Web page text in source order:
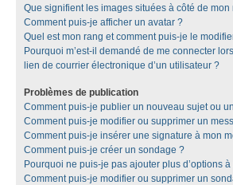
Que signifient les images situées à côté de mon
Comment puis-je afficher un avatar ?
Quel est mon rang et comment puis-je le
Pourquoi m’est-il demandé de me connecter
lien de courrier électronique d’un utilisateur ?
Problèmes de publication
Comment puis-je publier un nouveau sujet ou
Comment puis-je modifier ou supprimer un
Comment puis-je insérer une signature à mon
Comment puis-je créer un sondage ?
Pourquoi ne puis-je pas ajouter plus d’options
Comment puis-je modifier ou supprimer un